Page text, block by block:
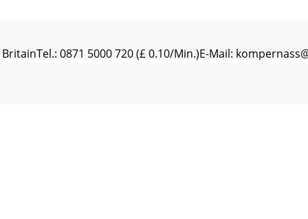
0871 5000 720 (£ 0.10/Min.)E-Mail: